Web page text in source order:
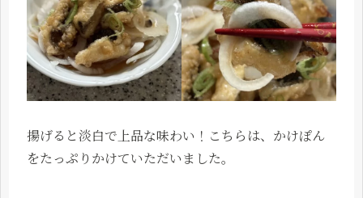
揚げると淡白で上品な味わい！こちらは、かけぽん
をたっぷりかけていただいました。